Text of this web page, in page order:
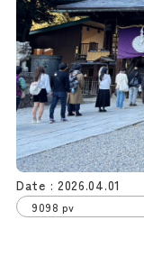
2026.04.01
9098 pv